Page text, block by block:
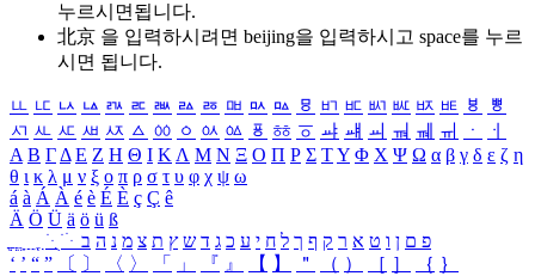
누르시면됩니다.
北京 을 입력하시려면 beijing을 입력하시고 space를 누르
시면 됩니다.
ㅥ ㅦ ㅧ ㅨ ㅩ ㅪ ㅫ ㅬ ㅭ ㅮ ㅯ ㅰ ㅱ ㅲ ㅳ ㅴ ㅵ ㅶ ㅷ ㅸ
ㅹ
ㅺ ㅻ ㅼ ㅽ ㅾ ㅿ ㆀ ㆁ ㆂ ㆃ ㆄ ㆅ ㆆ ㆇ ㆈ ㆉ ㆊ ㆋ ㆌ ㆍ
ㆎ
Α Β ΓΔ Ε Ζ Η Θ Ι ΚΛ Μ Ν Ξ Ο Π Ρ Σ ΤΥ Φ Χ Ψ Ω α β γ δ ε ζ η
θ ι κ λ μ ν ξ ο π ρ σ τ υ φ χ ψ ω
á à Á À é è É È ç Ç ê
Ä Ö Ü ä ö ü ß
ִֶֹ ֻּ ׁׂ פ ם ן ו ט א ר ק ף ך ל ח י ע כ ג ד ש ץ ת צ מ נ ה ב
‘ ’ “ ” 〔 〕 〈 〉 「 」 『 』 【 】 ＂ （ ） ［ ］ ｛ ｝